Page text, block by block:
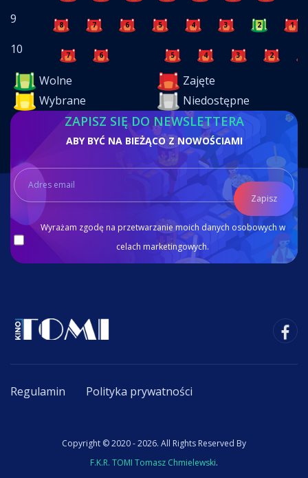
9 8 7 6 5 4 3 2 1
10 7 6 5 4 3 2
Wolne
Zajęte
Wybrane
Niedostępne
ZAPISZ SIĘ DO NEWSLETTERA
ABY BYĆ NA BIEŻĄCO Z NOWOŚCIAMI
Zapisz
Wyrażam zgodę na przetwarzanie moich danych osobowych w
celach marketingowych.
Regulamin Polityka prywatności
Copyright © 2020 - 2026. All Rights Reserved By
F.K.R. TOMI Tomasz Chmielewski.